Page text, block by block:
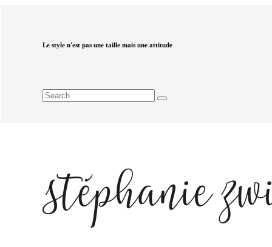
Le style n'est pas une taille mais une attitude